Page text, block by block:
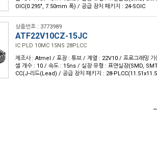
OIC(0.295", 7.50mm 폭) / 공급 장치 패키지 : 24-SOIC
상품번호 : 3773989
ATF22V10CZ-15JC
IC PLD 10MC 15NS 28PLCC
제조사 : Atmel / 포장 : 튜브 / 계열 : 22V10 / 프로그래밍 가
셀 개수 : 10 / 속도 : 15ns / 실장 유형 : 표면실장(SMD,
CC(J-리드(Lead) / 공급 장치 패키지 : 28-